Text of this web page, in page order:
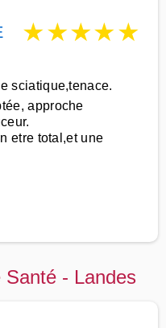
★★★★★
sciatique,tenace.
approche
etre total,et une
Santé - Landes